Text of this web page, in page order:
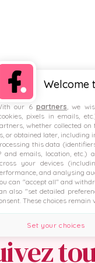
qui disposent
Welcome
our 6 partners , we
pixels in emails,
whether collected
or obtained later, including
this data
and emails, location, etc.)
your devices
and analysing
can "accept all" and
also "set detailed
These choices remain
Set your choices